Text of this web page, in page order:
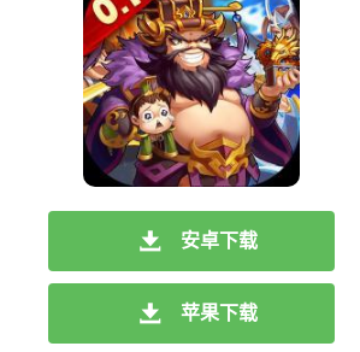
安卓下载
苹果下载